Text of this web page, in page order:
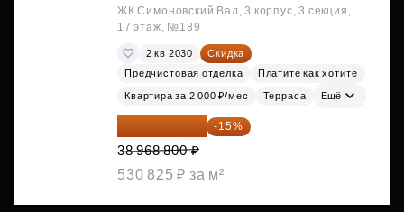
ЖК Симоновский Вал, 3 корпус, 3 секция,
17 этаж, №189
2 кв 2030
Скидка
Предчистовая отделка
Платите как хотите
Квартира за 2 000 ₽/мес Терраса Ещё
33 123 480 ₽ -15%
38 968 800 ₽
530 825 ₽ за м²